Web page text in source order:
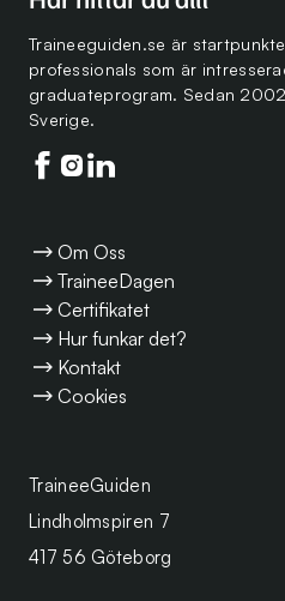
Traineeguiden.se är
professionals som är
graduateprogram. Sedan
Sverige.
Följ oss på facebook
Följ oss på instagram
Följ oss på linkedin
TraineeGuiden
Lindholmspiren 7
417 56 Göteborg
Om Oss
TraineeDagen
Certifikatet
Hur funkar det?
Kontakt
Cookies